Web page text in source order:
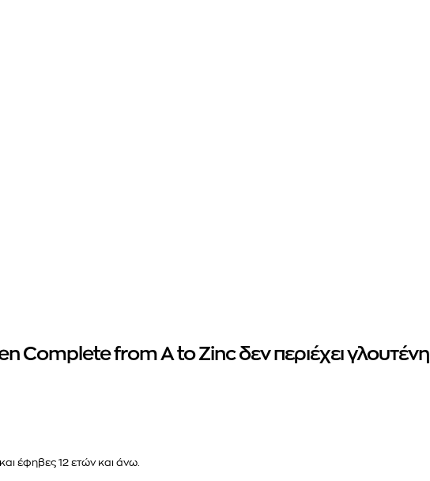
Complete from A to Zinc δεν περιέχει γλουτένη
έφηβες 12 ετών και άνω.